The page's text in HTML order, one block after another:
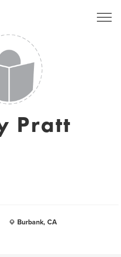
Pratt
Burbank, CA